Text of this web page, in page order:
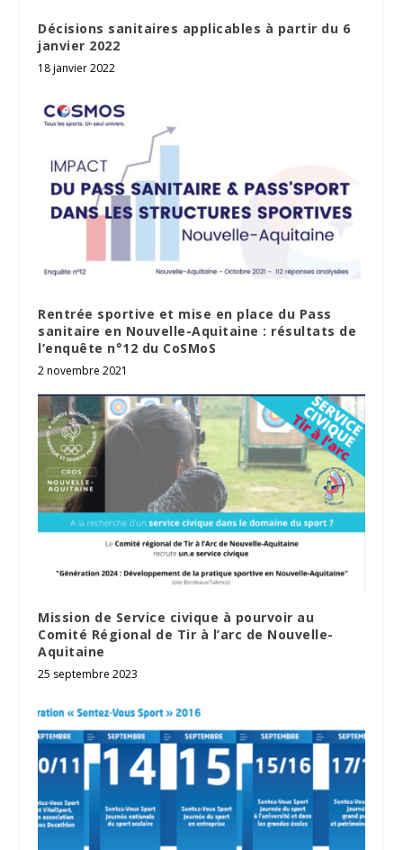
Décisions sanitaires applicables à partir du 6
janvier 2022
18 janvier 2022
Rentrée sportive et mise en place du Pass
sanitaire en Nouvelle-Aquitaine : résultats de
l’enquête n°12 du CoSMoS
2 novembre 2021
Mission de Service civique à pourvoir au
Comité Régional de Tir à l’arc de Nouvelle-
Aquitaine
25 septembre 2023